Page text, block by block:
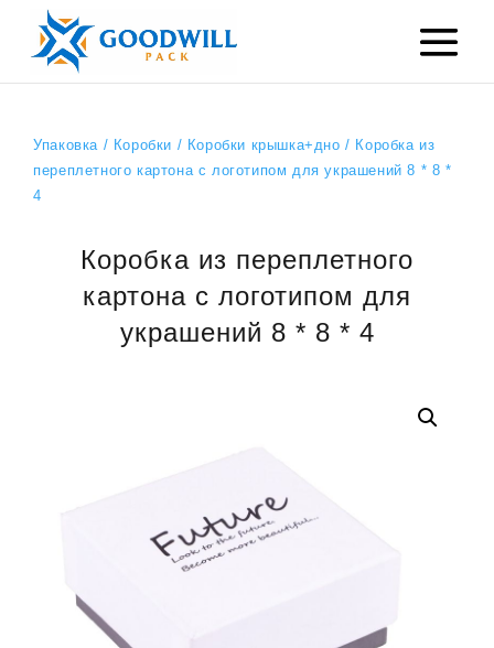
Упаковка/ Коробки / Коробки крышка+дно / Коробка из
переплетного картона с логотипом для украшений 8 * 8 *
4
Коробка из переплетного
картона с логотипом для
украшений 8 * 8 * 4